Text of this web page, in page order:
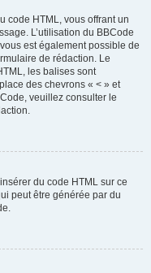
code HTML, vous offrant un
L’utilisation du BBCode
est également possible de
de rédaction. Le
les balises sont
des chevrons « < » et
veuillez consulter le
du code HTML sur ce
peut être générée par du